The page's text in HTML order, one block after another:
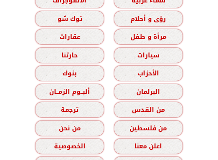
رؤى و أحلام
توك شو
مرأة و طفل
عقارات
سيارات
حارتنا
الأحزاب
بنوك
البرلمان
ألبــوم الزمــان
من القدس
ترجمة
من فلسطين
من نحن
اعلن معنا
الخصوصية